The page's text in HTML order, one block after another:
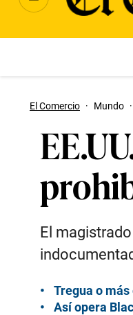
El Comercio · Mundo ·
El
Tregua o
Así opera